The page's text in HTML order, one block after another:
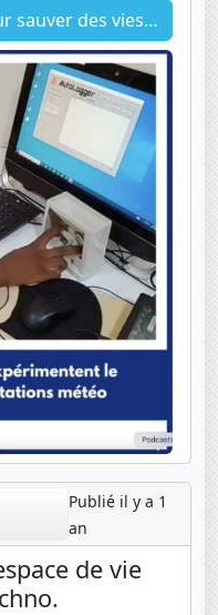
expérimentent en technologie.
Publié il y a 1
an
de vie